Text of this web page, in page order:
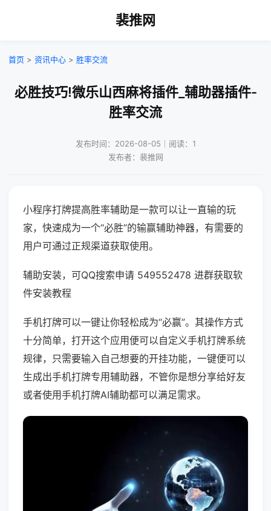
裴推网
首页 > 资讯中心 > 胜率交流
必胜技巧!微乐山西麻将插件_辅助器插件-
胜率交流
发布时间：2026-08-05｜阅读：1
发布者：裴推网
小程序打牌提高胜率辅助是一款可以让一直输的玩
家，快速成为一个“必胜”的输赢辅助神器，有需要的
用户可通过正规渠道获取使用。
辅助安装，可QQ搜索申请 549552478 进群获取软
件安装教程
手机打牌可以一键让你轻松成为“必赢”。其操作方式
十分简单，打开这个应用便可以自定义手机打牌系统
规律，只需要输入自己想要的开挂功能，一键便可以
生成出手机打牌专用辅助器，不管你是想分享给好友
或者使用手机打牌AI辅助都可以满足需求。